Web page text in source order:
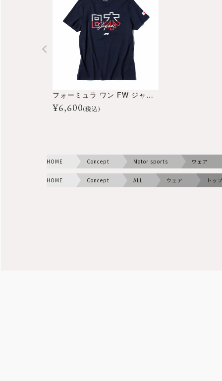
フォーミュラ ワン FW ジャパン Tシャツ
¥6,600(税込)
HOME Concept Motor sports ウェア
HOME Concept ALL ウェア トッ